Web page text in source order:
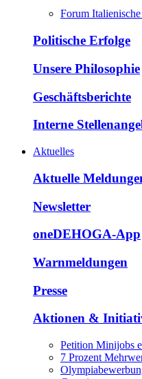
Forum
Politische Erfolge
Unsere Philosophie
Geschäftsberichte
Interne
Aktuelles
Aktuelle
Newsletter
oneDEHOGA-App
Warnmeldungen
Presse
Aktionen &
Petition Minijobs
7 Prozent